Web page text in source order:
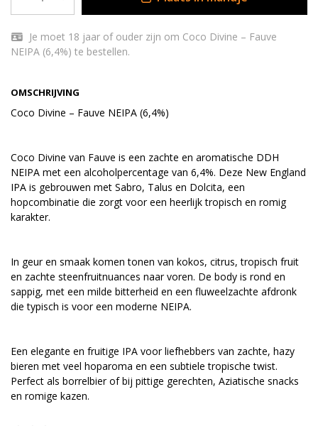
OMSCHRIJVING
Coco Divine – Fauve NEIPA (6,4%)
Coco Divine van Fauve is een zachte en aromatische DDH
NEIPA met een alcoholpercentage van 6,4%. Deze New England
IPA is gebrouwen met Sabro, Talus en Dolcita, een
hopcombinatie die zorgt voor een heerlijk tropisch en romig
karakter.
In geur en smaak komen tonen van kokos, citrus, tropisch fruit
en zachte steenfruitnuances naar voren. De body is rond en
sappig, met een milde bitterheid en een fluweelzachte afdronk
die typisch is voor een moderne NEIPA.
Een elegante en fruitige IPA voor liefhebbers van zachte, hazy
bieren met veel hoparoma en een subtiele tropische twist.
Perfect als borrelbier of bij pittige gerechten, Aziatische snacks
en romige kazen.
NEIPA (6,4%) te bestellen.